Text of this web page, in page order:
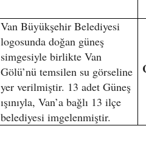
Van Büyükşehir Belediyesi
logosunda doğan güneş
simgesiyle birlikte Van
Gölü’nü temsilen su görseline
yer verilmiştir. 13 adet Güneş
ışınıyla, Van’a bağlı 13 ilçe
belediyesi imgelenmiştir.